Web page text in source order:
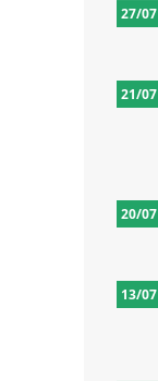
27/07
21/07
20/07
13/07